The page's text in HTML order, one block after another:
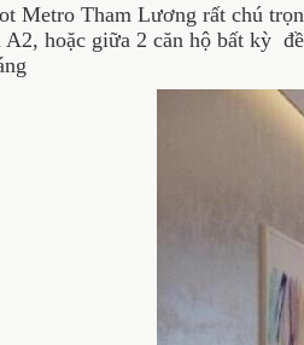
Tham Lương rất chú
hoặc giữa 2 căn hộ bất kỳ